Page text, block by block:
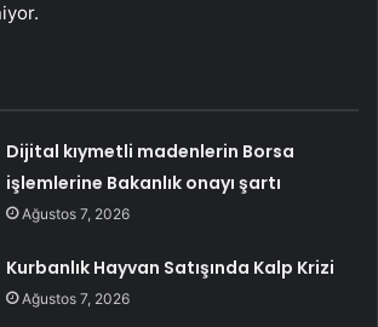
Dijital kıymetli madenlerin Borsa
işlemlerine Bakanlık onayı şartı
Ağustos 7, 2026
Kurbanlık Hayvan Satışında Kalp Krizi
Ağustos 7, 2026